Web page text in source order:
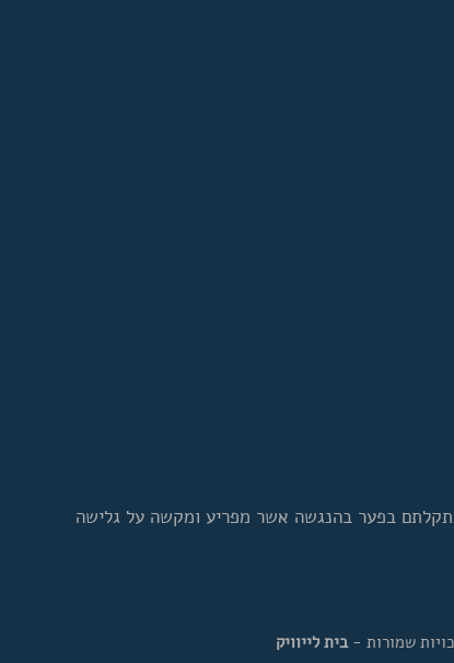
בפער בהנגשה אשר מפריע ומקשה על גלישה
בית לייוויק